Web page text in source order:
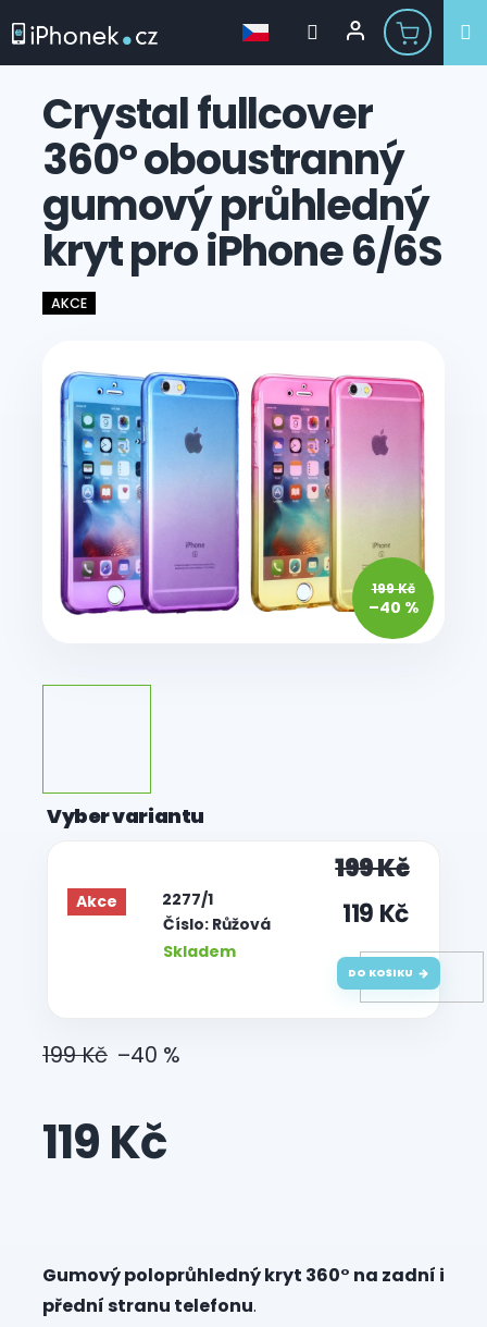
obsahCrystal fullcover
360° oboustranný
gumový průhledný
kryt pro iPhone 6/6S
AKCE
199 Kč
–40 %
Akce
Číslo: Růžová
Skladem
| 2277/1
199 Kč
119 Kč
DO KOŠÍKU
199 Kč –40 %
119 Kč
Gumový poloprůhledný kryt 360° na zadní i
přední stranu telefonu.